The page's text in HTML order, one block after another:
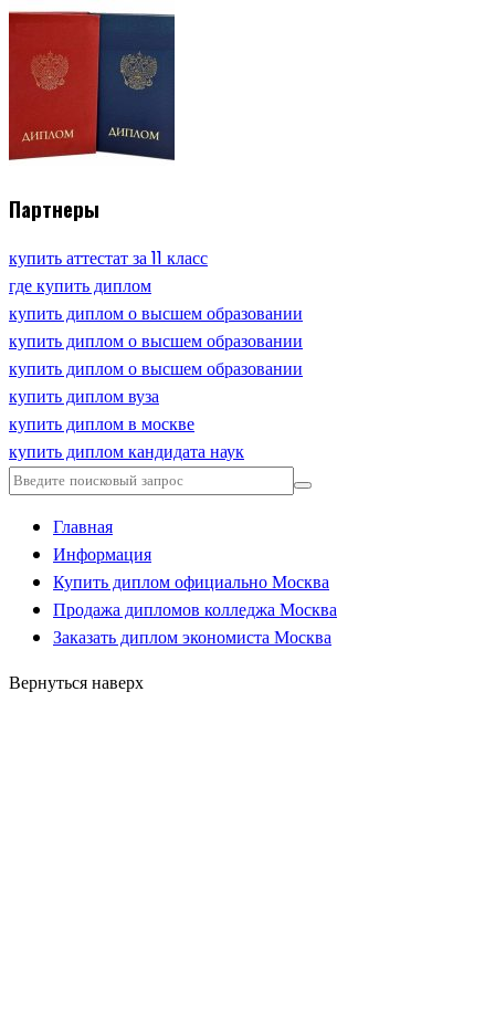
Партнеры
купить аттестат за 11 класс
где купить диплом
купить диплом о высшем образовании
купить диплом о высшем образовании
купить диплом о высшем образовании
купить диплом вуза
купить диплом в москве
купить диплом кандидата наук
Главная
Информация
Купить диплом официально Москва
Продажа дипломов колледжа Москва
Заказать диплом экономиста Москва
Вернуться наверх